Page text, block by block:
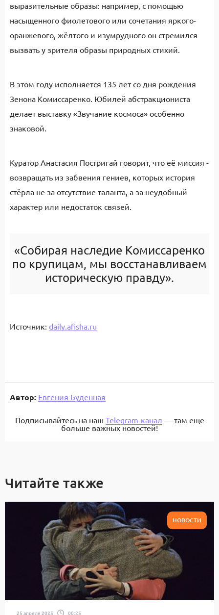
выразительные образы: например, с помощью
насыщенного фиолетового или сочетания яркого-
оранжевого, жёлтого и изумрудного он стремился
вызвать у зрителя образы природных стихий.
В этом году исполняется 135 лет со дня рождения
Зенона Комиссаренко. Юбилей абстракциониста
делает выставку «Звучание космоса» особенно
знаковой.
Куратор Анастасия Постригай говорит, что её миссия -
возвращать из забвения гениев, которых история
стёрла не за отсутствие таланта, а за неудобный
характер или недостаток связей.
«Собирая наследие Комиссаренко
по крупицам, мы восстанавливаем
историческую правду».
Источник: daily.afisha.ru
Автор: Евгения Буденная
Подписывайтесь на наш Telegram-канал — там еще
больше важных новостей!
Читайте также
НОВОСТИ
25 апреля 2025 00:25